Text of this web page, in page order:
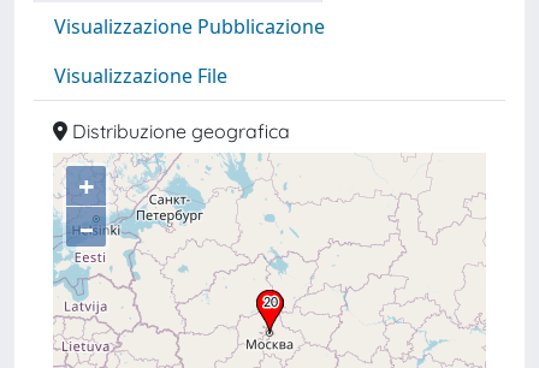
Visualizzazione Pubblicazione
Visualizzazione File
Distribuzione geografica
+
–